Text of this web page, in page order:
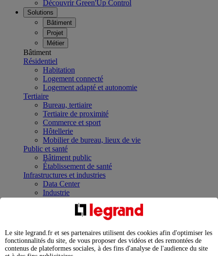
Découvrir Green'Up Control
Solutions
Bâtiment
Projet
Métier
Bâtiment
Résidentiel
Habitation
Logement connecté
Logement adapté et autonomie
Tertiaire
Bureau, tertiaire
Tertiaire de proximité
Commerce et sport
Hôtellerie
Mobilier de bureau, lieux de vie
Public et santé
Bâtiment public
Établissement de santé
Infrastructures et industries
Data Center
Industrie
Infrastructures
Contrôler et planifier le fonctionnement des appareils
Répartir et optimiser son tableau électrique
Legrand Data Center Solutions : concentrer les
expertises au service de vos performances
Le site legrand.fr et ses partenaires utilisent des cookies afin d'optimiser les
fonctionnalités du site, de vous proposer des vidéos et des remontées de
contenus de plateformes sociales, à des fins d'analyse de l'audience du site